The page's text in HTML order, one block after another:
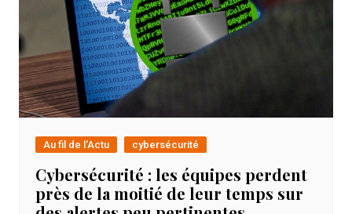
Au fil de l'Actu cybersécurité
Cybersécurité : les équipes perdent
près de la moitié de leur temps sur